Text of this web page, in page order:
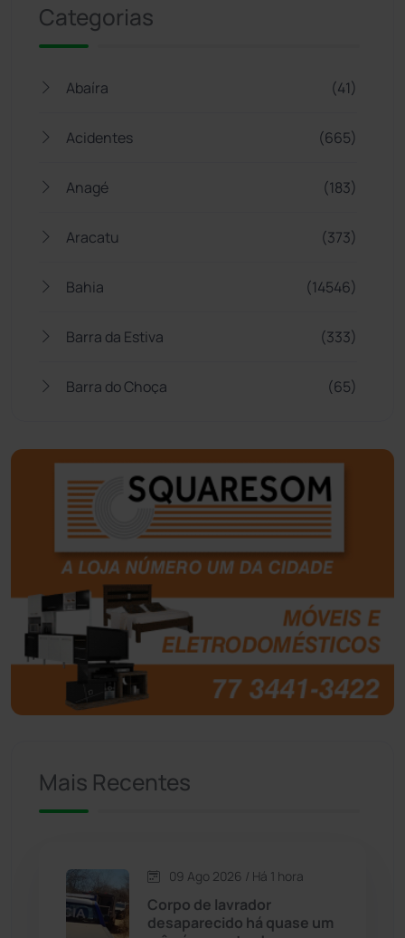
Categorias
Abaíra (41)
Acidentes (665)
Anagé (183)
Aracatu (373)
Bahia (14546)
Barra da Estiva (333)
Barra do Choça (65)
Bom Jesus da Lapa (510)
Boquira (152)
Botuporã
Brasil (7680)
Brumado (31962)
Caetanos
Candiba
Mais Recentes
09 Ago 2026 / Há 1 hora
Corpo de lavrador
desaparecido há quase um